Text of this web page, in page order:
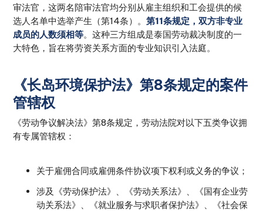
审法官，这两名陪审法官均分别从雇主组织和工会提供的候
选人名单中选举产生（第14条）。第11条规定，双方非专业
成员的人数须相等。这种三方组成是泰国劳动裁决制度的一
大特色，旨在将劳资关系方面的专业知识引入法庭。
《长岛环境保护法》第8条规定的案件
管辖权
《劳动争议解决法》第8条规定，劳动法院对以下五类争议拥
有专属管辖权：
关于雇佣合同或雇佣条件协议项下权利或义务的争议；
涉及《劳动保护法》、《劳动关系法》、《国有企业劳
动关系法》、《就业服务与求职者保护法》、《社会保